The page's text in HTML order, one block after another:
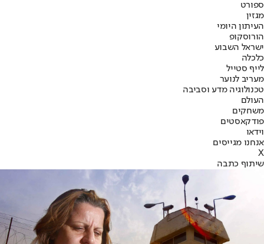
ספורט
מגזין
העיתון היומי
הורוסקופ
ישראל השבוע
כלכלה
לייף סטייל
מעריב לנוער
טכנולוגיה מדע וסביבה
העולם
משחקים
פודקאסטים
וידאו
אנחנו מגייסים
X
שיתוף כתבה